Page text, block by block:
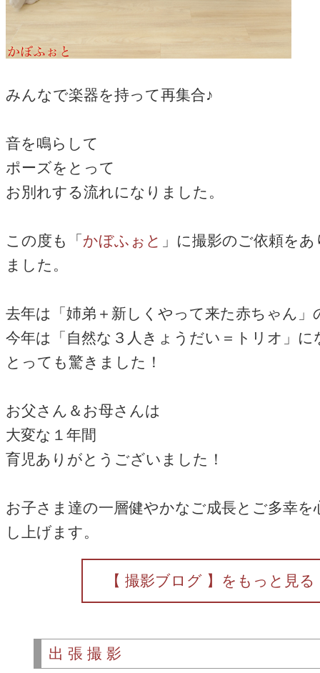
みんなで楽器を持って再集合♪
音を鳴らして
ポーズをとって
お別れする流れになりました。
この度も「 かぼふぉと 」に撮影のご依頼を
ました。
去年は「姉弟＋新しくやって来た赤ちゃん」
今年は「自然な３人きょうだい＝トリオ」に
とっても驚きました！
お父さん＆お母さんは
大変な１年間
育児ありがとうございました！
お子さま達の一層健やかなご成長とご多幸を
し上げます。
【 撮影ブログ 】をもっと見
出張撮影